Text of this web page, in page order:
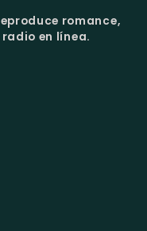
romance,
en línea.